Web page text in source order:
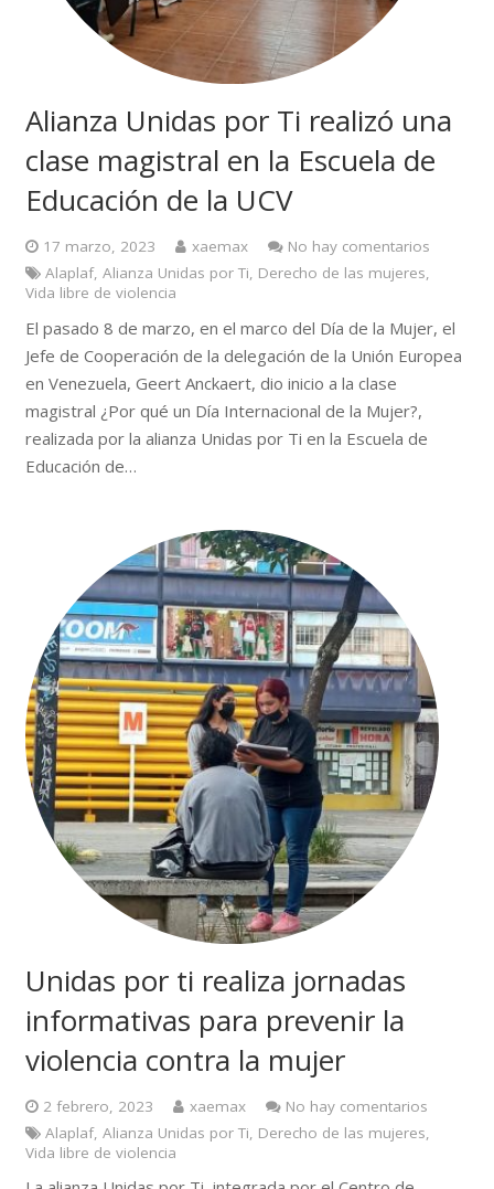
Alianza Unidas por Ti realizó una
clase magistral en la Escuela de
Educación de la UCV
17 marzo, 2023 xaemax
No hay comentarios
Alaplaf, Alianza Unidas por Ti, Derecho de las mujeres,
Vida libre de violencia
El pasado 8 de marzo, en el marco del Día de la Mujer, el
Jefe de Cooperación de la delegación de la Unión Europea
en Venezuela, Geert Anckaert, dio inicio a la clase
magistral ¿Por qué un Día Internacional de la Mujer?,
realizada por la alianza Unidas por Ti en la Escuela de
Educación de…
Unidas por ti realiza jornadas
informativas para prevenir la
violencia contra la mujer
2 febrero, 2023 xaemax
No hay comentarios
Alaplaf, Alianza Unidas por Ti Derecho de las mujeres
Vida libre de violencia